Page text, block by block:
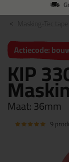
Actiecode:
KIP
Maat:36mm
9